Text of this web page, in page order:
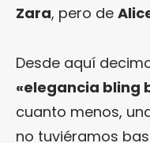
Zara, pero de
Desde aquí
«elegancia bling
cuanto menos,
no tuviéramos